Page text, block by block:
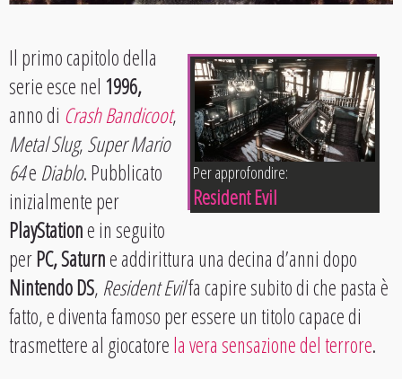
Per approfondire:
Resident Evil
Il primo capitolo della
serie esce nel 1996,
anno di Crash Bandicoot,
Metal Slug,Super Mario
64e Diablo. Pubblicato
inizialmente per
PlayStatione in seguito
perPC, Saturne addirittura una decina d’anni dopo
Nintendo DS, Resident Evilfa capire subito di che pasta è
fatto, e diventa famoso per essere un titolo capace di
trasmettere al giocatorela vera sensazione del terrore.